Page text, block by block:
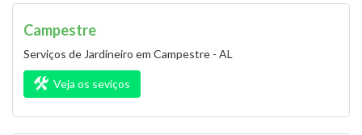
Campestre
Serviços de Jardineiro em Campestre - AL
Veja os seviços